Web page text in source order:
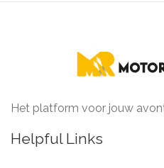
Het platform voor jouw
Helpful Links